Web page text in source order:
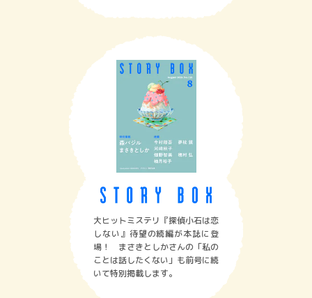
大ヒットミステリ『探偵小石は恋
しない』待望の続編が本誌に登
場！ まさきとしかさんの「私の
ことは話したくない」も前号に続
いて特別掲載します。